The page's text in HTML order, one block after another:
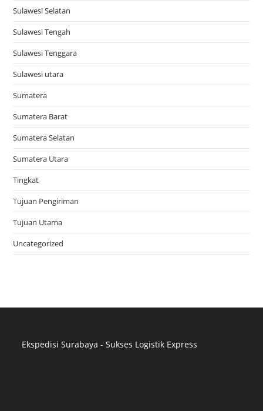
Sulawesi Selatan
Sulawesi Tengah
Sulawesi Tenggara
Sulawesi utara
Sumatera
Sumatera Barat
Sumatera Selatan
Sumatera Utara
Tingkat
Tujuan Pengiriman
Tujuan Utama
Uncategorized
Ekspedisi Surabaya - Sukses Logistik Express